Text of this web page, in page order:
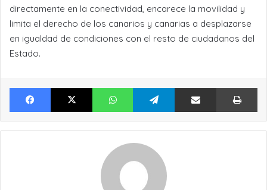
directamente en la conectividad, encarece la movilidad y
limita el derecho de los canarios y canarias a desplazarse
en igualdad de condiciones con el resto de ciudadanos del
Estado.
Facebook X WhatsApp Telegram Compartir por Email